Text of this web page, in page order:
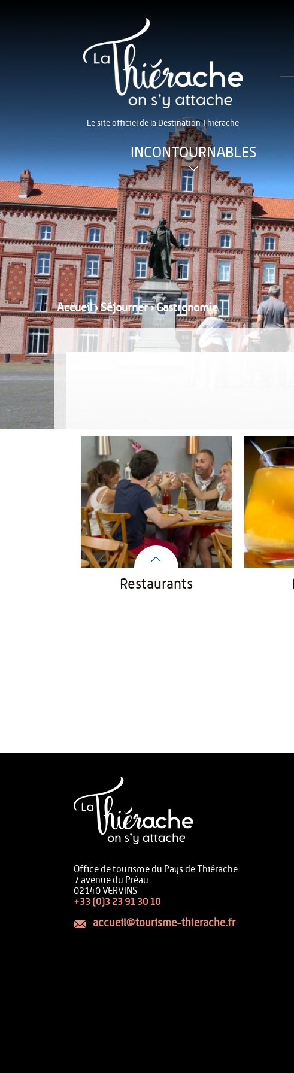
Le site officiel de la Destination Thiérache
INCONTOURNABLES
Accueil›Séjourner›Gastronomie
Restaurants
Office de tourisme du Pays de Thiérache
7 avenue du Préau
02140 VERVINS
+33 (0)3 23 91 30 10
accueil@tourisme-thierache.fr